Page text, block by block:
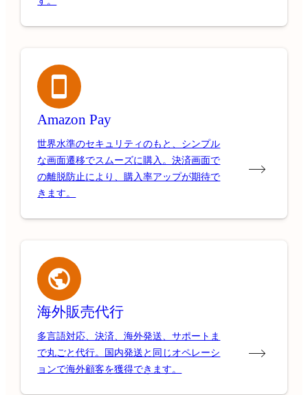
Amazon Pay
世界水準のセキュリティのもと、シンプル
な画面遷移でスムーズに購入。決済画面で
の離脱防止により、購入率アップが期待で
きます。
海外販売代行
多言語対応、決済、海外発送、サポートま
で丸ごと代行。国内発送と同じオペレーシ
ョンで海外顧客を獲得できます。